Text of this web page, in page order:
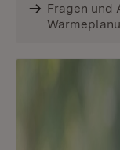
Fragen und